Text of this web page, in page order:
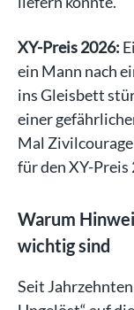
XY-Preis 2026:
ein Mann nach
ins Gleisbett
einer
Mal
für den XY-
Warum
wichtig sind
Seit